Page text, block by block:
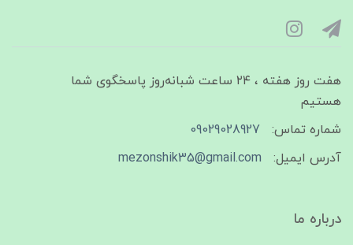
هفت روز هفته ، ۲۴ ساعت شبانه‌روز پاسخگوی شما
هستیم
شماره تماس:
09029028927
آدرس ایمیل:
mezonshik35@gmail.com
درباره ما